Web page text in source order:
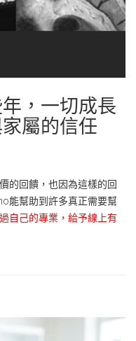
，一切成長
屬的信任
的回饋，也因為這樣的回
能幫助到許多真正需要幫
自己的專業，給予線上有